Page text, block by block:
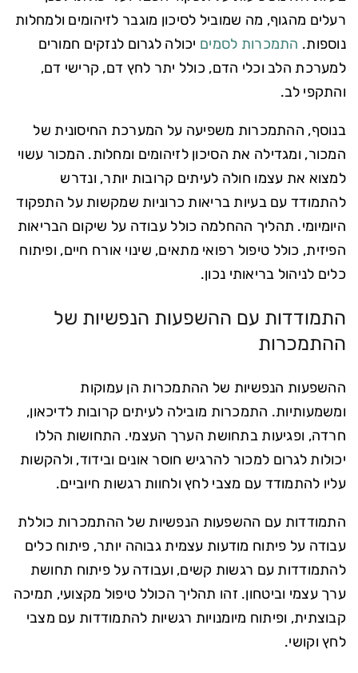
רעלים מהגוף, מה שמוביל לסיכון מוגבר לזיהומים ולמחלות
נוספות. התמכרות לסמים יכולה לגרום לנזקים חמורים
למערכת הלב וכלי הדם, כולל יתר לחץ דם, קרישי דם,
והתקפי לב.
בנוסף, ההתמכרות משפיעה על המערכת החיסונית של
המכור, ומגדילה את הסיכון לזיהומים ומחלות. המכור עשוי
למצוא את עצמו חולה לעיתים קרובות יותר, ונדרש
להתמודד עם בעיות בריאות כרוניות שמקשות על התפקוד
היומיומי. תהליך ההחלמה כולל עבודה על שיקום הבריאות
הפיזית, כולל טיפול רפואי מתאים, שינוי אורח חיים, ופיתוח
כלים לניהול בריאותי נכון.
התמודדות עם ההשפעות הנפשיות של
ההתמכרות
ההשפעות הנפשיות של ההתמכרות הן עמוקות
ומשמעותיות. התמכרות מובילה לעיתים קרובות לדיכאון,
חרדה, ופגיעות בתחושת הערך העצמי. התחושות הללו
יכולות לגרום למכור להרגיש חוסר אונים ובידוד, ולהקשות
עליו להתמודד עם מצבי לחץ ולחוות רגשות חיוביים.
התמודדות עם ההשפעות הנפשיות של ההתמכרות כוללת
עבודה על פיתוח מודעות עצמית גבוהה יותר, פיתוח כלים
להתמודדות עם רגשות קשים, ועבודה על פיתוח תחושת
ערך עצמי וביטחון. זהו תהליך הכולל טיפול מקצועי, תמיכה
קבוצתית, ופיתוח מיומנויות רגשיות להתמודדות עם מצבי
לחץ וקושי.